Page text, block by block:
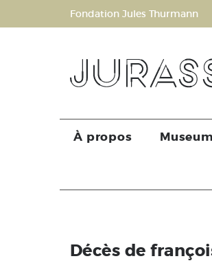
Fondation Jules Thurmann
À propos Museum
Décès de